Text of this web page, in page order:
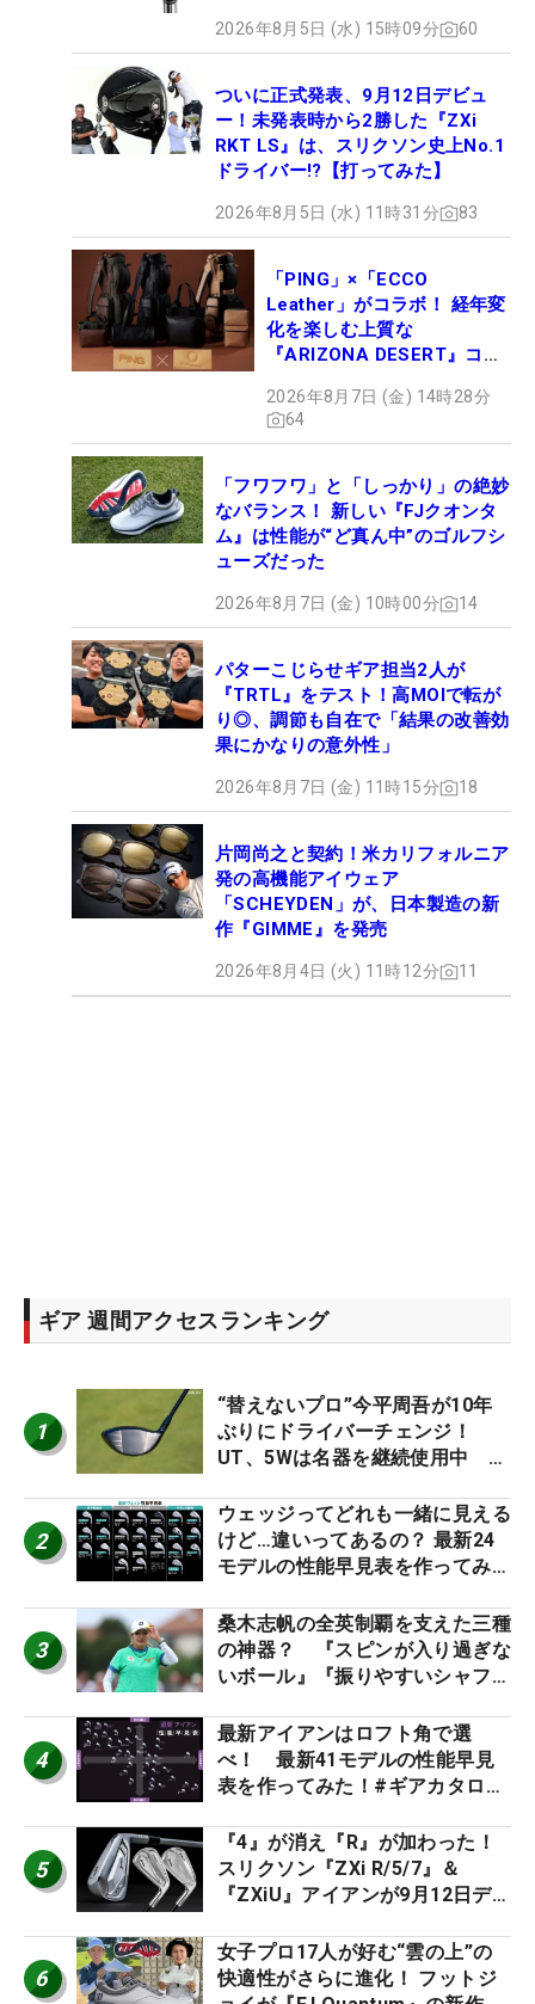
2026年8月5日 (水) 15時09分 60
ついに正式発表、9月12日デビュ
ー！未発表時から2勝した『ZXi
RKT LS』は、スリクソン史上No.1
ドライバー!?【打ってみた】
2026年8月5日 (水) 11時31分 83
「PING」×「ECCO
Leather」がコラボ！ 経年変
化を楽しむ上質な
『ARIZONA DESERT』コレ
ュー
2026年8月7日 (金) 14時28分
64
「フワフワ」と「しっかり」の絶妙
なバランス！ 新しい『FJクオンタ
ム』は性能が“ど真ん中”のゴルフシ
ューズだった
2026年8月7日 (金) 10時00分 14
パターこじらせギア担当2人が
『TRTL』をテスト！高MOIで転が
り◎、調節も自在で「結果の改善効
果にかなりの意外性」
2026年8月7日 (金) 11時15分 18
片岡尚之と契約！米カリフォルニア
発の高機能アイウェア
「SCHEYDEN」が、日本製造の新
作『GIMME』を発売
2026年8月4日 (火) 11時12分 11
ギア 週間アクセスランキング
1
“替えないプロ”今平周吾が10年
ぶりにドライバーチェンジ！
UT、5Wは名器を継続使用中 #
2
ウェッジってどれも一緒に見える
けど…違いってあるの？ 最新24
モデルの性能早見表を作ってみ
3
桑木志帆の全英制覇を支えた三種
の神器？ 『スピンが入り過ぎな
いボール』『振りやすいシャフ
ー』 #女子プロセッティング
4
最新アイアンはロフト角で選
べ！ 最新41モデルの性能早見
表を作ってみた！#ギアカタログ
5
『4』が消え『R』が加わった！
スリクソン『ZXi R/5/7』＆
『ZXiU』アイアンが9月12日デ
6
女子プロ17人が好む“雲の上”の
快適性がさらに進化！ フットジ